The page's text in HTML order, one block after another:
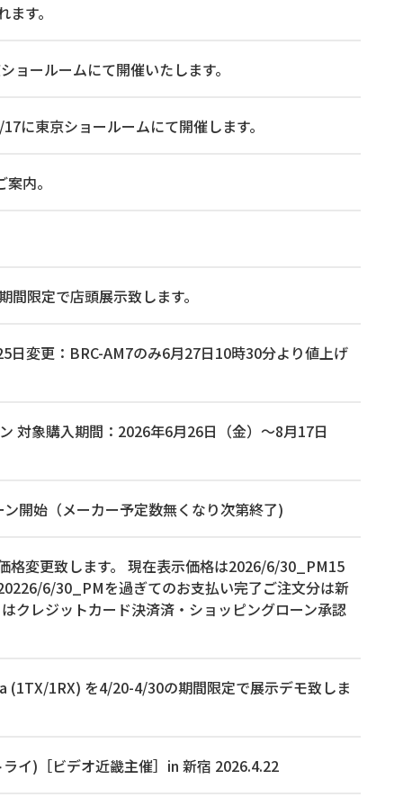
す。
ールームにて開催いたします。
東京ショールームにて開催します。
内。
限定で店頭展示致します。
変更：BRC-AM7のみ6月27日10時30分より値上げ
対象購入期間：2026年6月26日（金）～8月17日
開始（メーカー予定数無くなり次第終了)
変更致します。 現在表示価格は2026/6/30_PM15
6/30_PMを過ぎてのお支払い完了ご注文分は新
クレジットカード決済済・ショッピングローン承認
1RX) を4/20-4/30の期間限定で展示デモ致しま
イ)［ビデオ近畿主催］in 新宿 2026.4.22